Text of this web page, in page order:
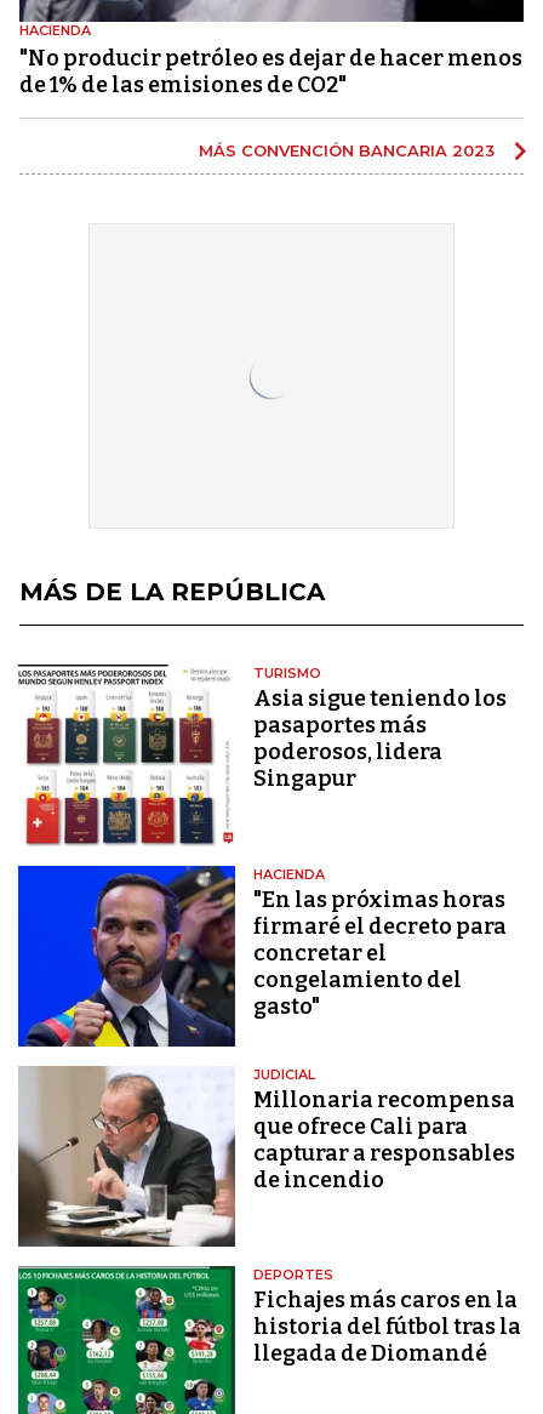
HACIENDA
"No producir petróleo es dejar de hacer menos
de 1% de las emisiones de CO2"
MÁS CONVENCIÓN BANCARIA 2023
MÁS DE LA REPÚBLICA
TURISMO
Asia sigue teniendo los
pasaportes más
poderosos, lidera
Singapur
HACIENDA
"En las próximas horas
firmaré el decreto para
concretar el
congelamiento del
gasto"
JUDICIAL
Millonaria recompensa
que ofrece Cali para
capturar a responsables
de incendio
DEPORTES
Fichajes más caros en la
historia del fútbol tras la
llegada de Diomandé